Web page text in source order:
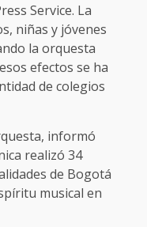
Service. La
niñas y jóvenes
la orquesta
efectos se ha
de colegios
informó
realizó 34
de Bogotá
musical en